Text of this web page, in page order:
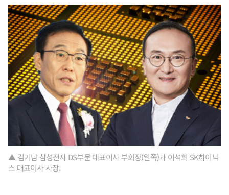
▲ 김기남 삼성전자 DS부문 대표이사 부회장(왼쪽)과 이석희 SK하이닉
스 대표이사 사장.